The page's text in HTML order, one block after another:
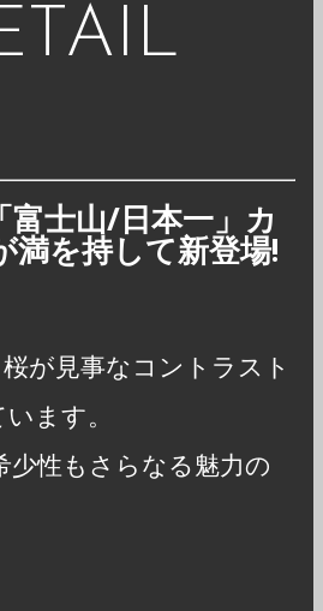
富士山/日本一」カ
満を持して新登場!
が見事なコントラスト
ます。
少性もさらなる魅力の